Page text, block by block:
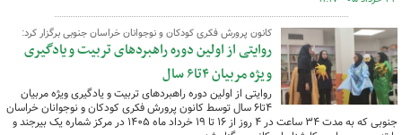
کانون پرورش فکری کودکان و نوجوانان خراسان جنوبی برگزار کرد:
روایتی از اولین دوره راهبردهای تربیت و یادگیری
ویژه مربیان ۴تا۶ سال
روایتی از اولین دوره راهبردهای تربیت و یادگیری ویژه مربیان
۴تا۶ سال توسط کانون پرورش فکری کودکان و نوجوانان خراسان
جنوبی که به مدت ۳۴ ساعت در ۴ روز از ۱۶ تا ۱۹ خرداد ماه ۱۴۰۵ در مرکز شماره یک بیرجند و